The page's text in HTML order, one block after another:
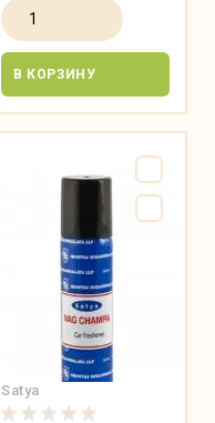
В КОРЗИНУ
Satya